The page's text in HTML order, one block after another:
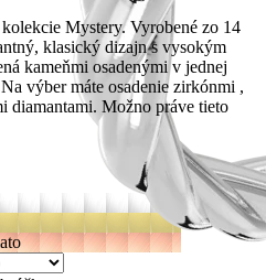
Mystery. Vyrobené zo 14
klasický dizajn s vysokým
kameňmi osadenými v jednej
výber máte osadenie zirkónmi ,
diamantami. Možno práve tieto